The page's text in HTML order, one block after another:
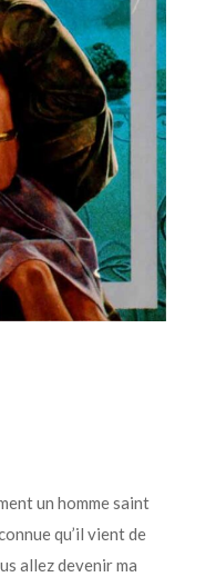
un homme saint
qu’il vient de
allez devenir ma